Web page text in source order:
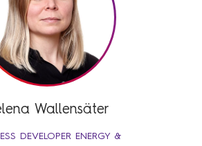
Wallensäter
DEVELOPER ENERGY &